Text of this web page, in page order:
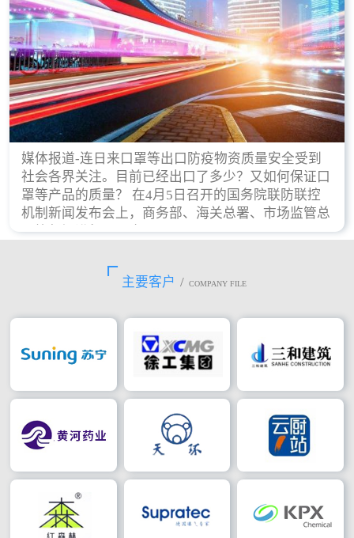
媒体报道-连日来口罩等出口防疫物资质量安全受到
社会各界关注。目前已经出口了多少？又如何保证口
罩等产品的质量？ 在4月5日召开的国务院联防联控
机制新闻发布会上，商务部、海关总署、市场监管总
局等部门进行了回应。
主要客户 / COMPANY FILE